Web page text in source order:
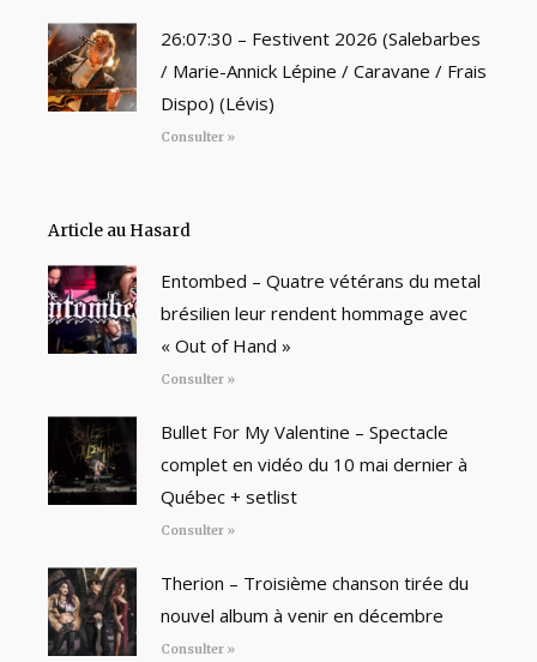
26:07:30 – Festivent 2026 (Salebarbes
/ Marie-Annick Lépine / Caravane / Frais
Dispo) (Lévis)
Consulter »
Article au Hasard
Entombed – Quatre vétérans du metal
brésilien leur rendent hommage avec
« Out of Hand »
Consulter »
Bullet For My Valentine – Spectacle
complet en vidéo du 10 mai dernier à
Québec + setlist
Consulter »
Therion – Troisième chanson tirée du
nouvel album à venir en décembre
Consulter »